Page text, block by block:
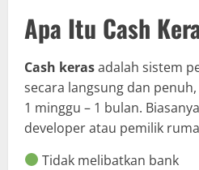
Apa Itu Cash
Cash kerasadalah sistem
secara langsung dan
1 minggu – 1 bulan.
developer atau pemilik
Tidak melibatkan bank